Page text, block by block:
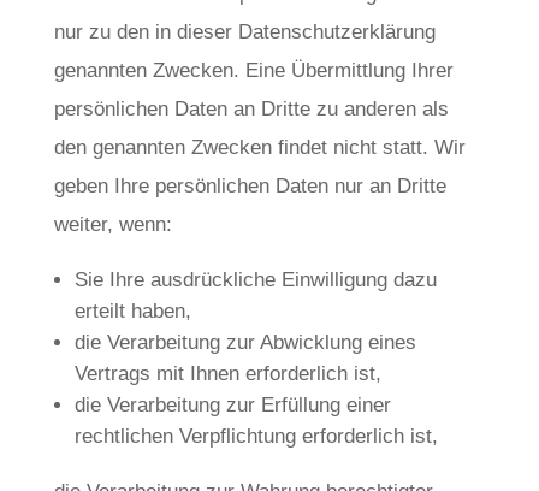
nur zu den in dieser Datenschutzerklärung
genannten Zwecken. Eine Übermittlung Ihrer
persönlichen Daten an Dritte zu anderen als
den genannten Zwecken findet nicht statt. Wir
geben Ihre persönlichen Daten nur an Dritte
weiter, wenn:
Sie Ihre ausdrückliche Einwilligung dazu
erteilt haben,
die Verarbeitung zur Abwicklung eines
Vertrags mit Ihnen erforderlich ist,
die Verarbeitung zur Erfüllung einer
rechtlichen Verpflichtung erforderlich ist,